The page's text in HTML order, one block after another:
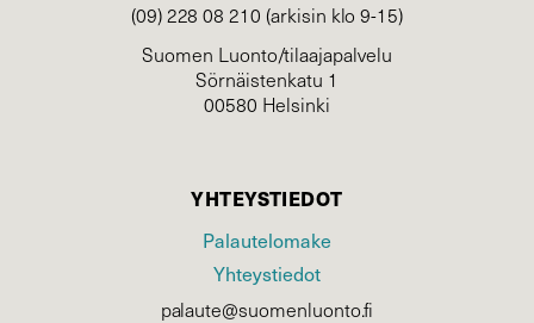
(09) 228 08 210 (arkisin klo 9-15)
Suomen Luonto/tilaajapalvelu
Sörnäistenkatu 1
00580 Helsinki
YHTEYSTIEDOT
Palautelomake
Yhteystiedot
palaute@suomenluonto.fi